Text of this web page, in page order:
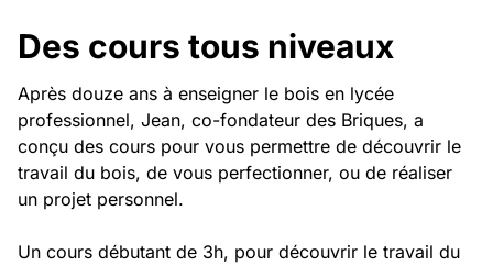
Des cours tous niveaux
Après douze ans à enseigner le bois en lycée
professionnel, Jean, co-fondateur des Briques, a
conçu des cours pour vous permettre de découvrir le
travail du bois, de vous perfectionner, ou de réaliser
un projet personnel.
Un cours débutant de 3h, pour découvrir le travail du